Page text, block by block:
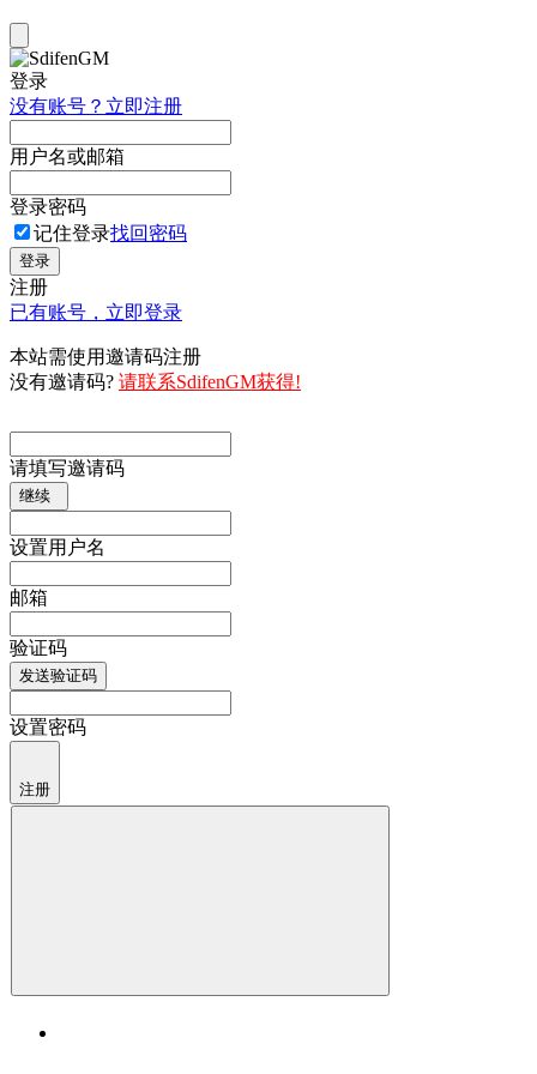
登录
没有账号？立即注册
用户名或邮箱
登录密码
记住登录找回密码
登录
注册
已有账号，立即登录
本站需使用邀请码注册
没有邀请码? 请联系SdifenGM获得!
请填写邀请码
继续
设置用户名
邮箱
验证码
发送验证码
设置密码
注册